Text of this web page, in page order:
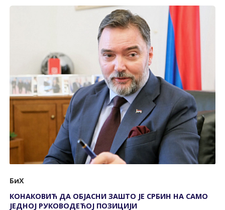
БиХ
КОНАКОВИЋ ДА ОБЈАСНИ ЗАШТО ЈЕ СРБИН НА САМО
ЈЕДНОЈ РУКОВОДЕЋОЈ ПОЗИЦИЈИ